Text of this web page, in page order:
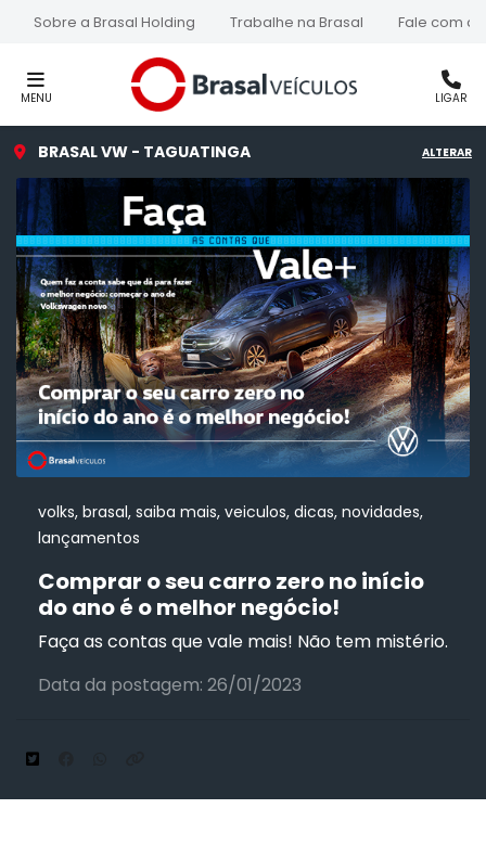
Sobre a Brasal Holding Trabalhe na Brasal Fale com a
MENU LIGAR
BRASAL VW - TAGUATINGA ALTERAR
volks, brasal, saiba mais, veiculos, dicas, novidades,
lançamentos
Comprar o seu carro zero no início
do ano é o melhor negócio!
Faça as contas que vale mais! Não tem mistério.
Data da postagem: 26/01/2023